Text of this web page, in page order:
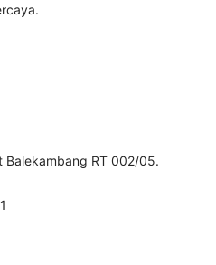
Balekambang RT 002/05.